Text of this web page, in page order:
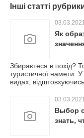
Інші статті
Як
Збираєтеся в похід?
туристичної намети.
видах,
Выбор
знать,